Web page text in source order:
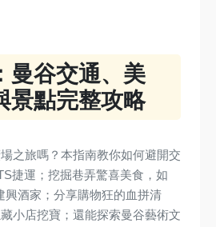
曼谷交通、美
景點完整攻略
之旅嗎？本指南教你如何避開交
捷運；挖掘巷弄驚喜美食，如
興酒家；分享購物狂的血拼清
小店挖寶；還能探索曼谷藝術文